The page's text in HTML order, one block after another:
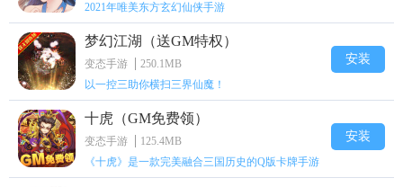
2021年唯美东方玄幻仙侠手游
梦幻江湖（送GM特权）
变态手游
250.1MB
以一控三助你横扫三界仙魔！
安装
十虎（GM免费领）
变态手游
125.4MB
《十虎》是一款完美融合三国历史的Q版卡牌手游
安装